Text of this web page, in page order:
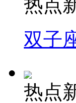
热点
双子
热点